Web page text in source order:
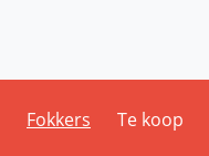
Fokkers Te koop